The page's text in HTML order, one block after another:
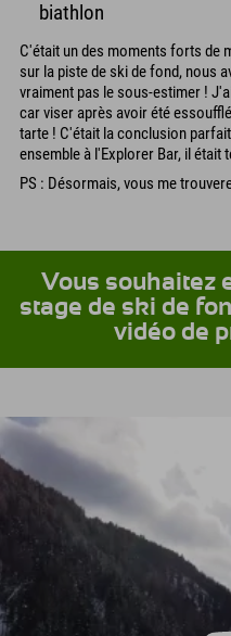
biathlon
C'était un des moments forts de
sur la piste de ski de fond, nous
vraiment pas le sous-estimer !
car viser après avoir été
tarte ! C'était la conclusion
ensemble à l'Explorer Bar, il était
PS : Désormais, vous me
Vous souhaitez
stage de ski de
vidéo de